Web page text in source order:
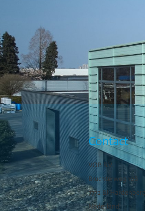
Contact
VOB B.V.
Bruchterweg 108
7772 BJ Hardenberg
Nederland